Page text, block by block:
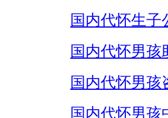
国内代怀生子
国内代怀男孩
国内代怀男孩
国内代怀男孩